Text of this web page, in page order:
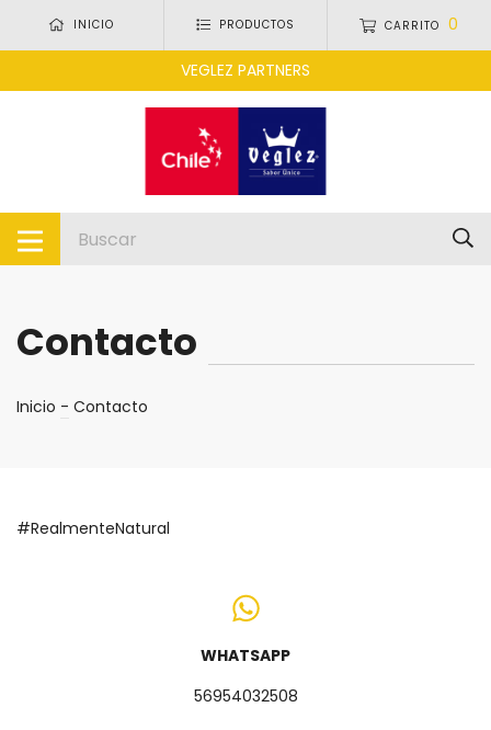
INICIO PRODUCTOS CARRITO 0
VEGLEZ PARTNERS
Contacto
Inicio - Contacto
#RealmenteNatural
WHATSAPP
56954032508